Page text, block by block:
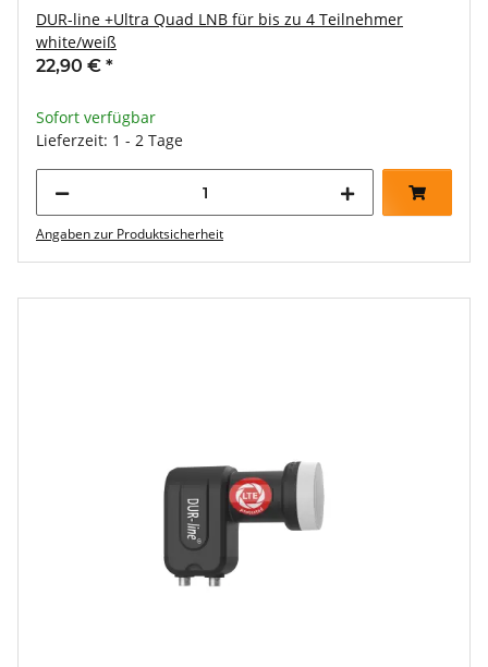
DUR-line +Ultra Quad LNB für bis zu 4 Teilnehmer
white/weiß
22,90 € *
Sofort verfügbar
Lieferzeit: 1 - 2 Tage
Angaben zur Produktsicherheit